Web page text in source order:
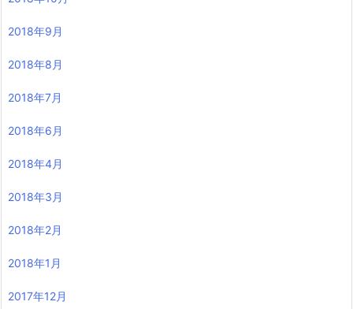
2018年9月
2018年8月
2018年7月
2018年6月
2018年4月
2018年3月
2018年2月
2018年1月
2017年12月